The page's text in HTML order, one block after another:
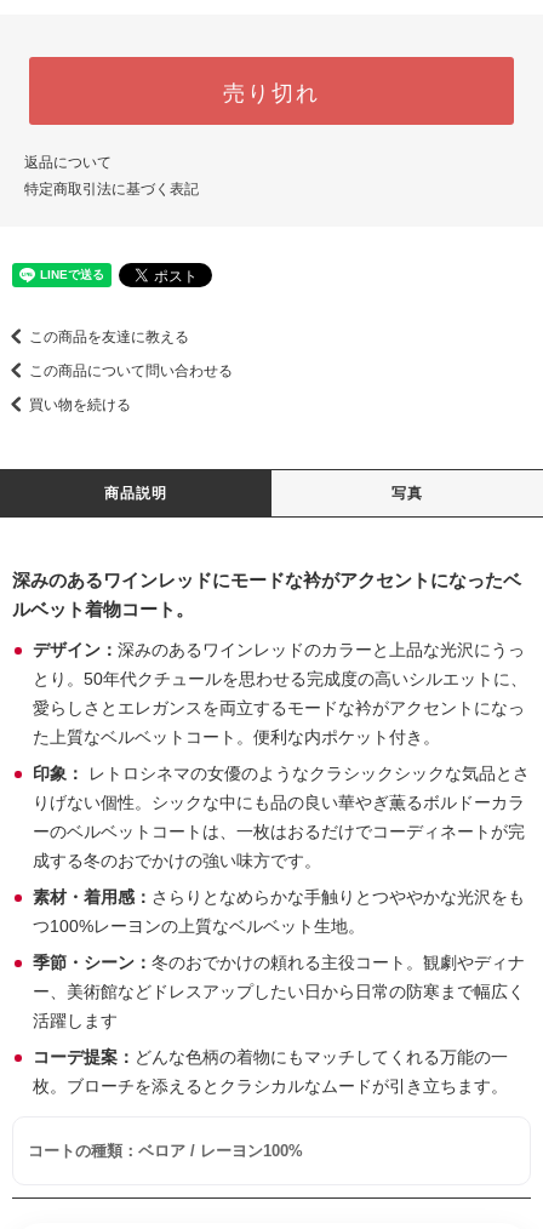
売り切れ
返品について
特定商取引法に基づく表記
この商品を友達に教える
この商品について問い合わせる
買い物を続ける
商品説明 写真
深みのあるワインレッドにモードな衿がアクセントになったベ
ルベット着物コート。
デザイン： 深みのあるワインレッドのカラーと上品な光沢にうっ
とり。50年代クチュールを思わせる完成度の高いシルエットに、
愛らしさとエレガンスを両立するモードな衿がアクセントになっ
た上質なベルベットコート。便利な内ポケット付き。
印象：
レトロシネマの女優のようなクラシックシックな気品とさ
りげない個性。シックな中にも品の良い華やぎ薫るボルドーカラ
ーのベルベットコートは、一枚はおるだけでコーディネートが完
成する冬のおでかけの強い味方です。
素材・着用感： さらりとなめらかな手触りとつややかな光沢をも
つ100%レーヨンの上質なベルベット生地。
季節・シーン： 冬のおでかけの頼れる主役コート。観劇やディナ
ー、美術館などドレスアップしたい日から日常の防寒まで幅広く
活躍します
コーデ提案： どんな色柄の着物にもマッチしてくれる万能の一
枚。ブローチを添えるとクラシカルなムードが引き立ちます。
コートの種類：ベロア / レーヨン100%